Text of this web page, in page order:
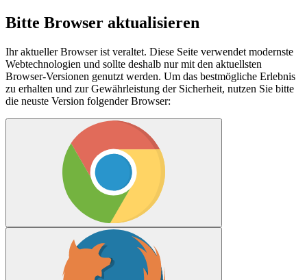
Bitte Browser aktualisieren
Ihr aktueller Browser ist veraltet. Diese Seite verwendet modernste
Webtechnologien und sollte deshalb nur mit den aktuellsten
Browser-Versionen genutzt werden. Um das bestmögliche Erlebnis
zu erhalten und zur Gewährleistung der Sicherheit, nutzen Sie bitte
die neuste Version folgender Browser: